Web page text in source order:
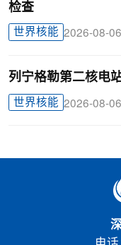
检查
世界核能 2026-08-06
列宁格勒第二核电
世界核能 2026-08-06